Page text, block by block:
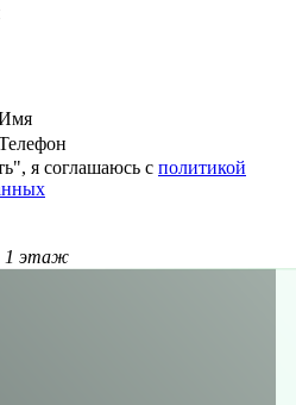
я соглашаюсь с политикой
1 этаж